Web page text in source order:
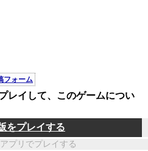
フォーム
レイして、このゲームについ
をプレイする
プリでプレイする